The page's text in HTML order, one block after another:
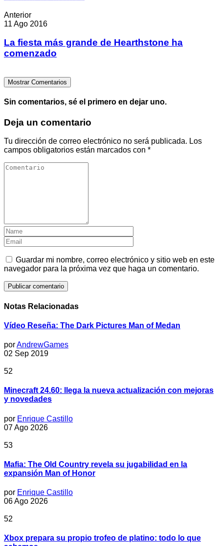
Anterior
11 Ago 2016
La fiesta más grande de Hearthstone ha
comenzado
Mostrar Comentarios
Sin comentarios, sé el primero en dejar uno.
Deja un comentario
Tu dirección de correo electrónico no será publicada. Los
campos obligatorios están marcados con *
Guardar mi nombre, correo electrónico y sitio web en este
navegador para la próxima vez que haga un comentario.
Notas Relacionadas
Vídeo Reseña: The Dark Pictures Man of Medan
porAndrewGames
02 Sep 2019
52
Minecraft 24.60: llega la nueva actualización con mejoras
y novedades
por Enrique Castillo
07 Ago 2026
53
Mafia: The Old Country revela su jugabilidad en la
expansión Man of Honor
por Enrique Castillo
06 Ago 2026
52
Xbox prepara su propio trofeo de platino: todo lo que